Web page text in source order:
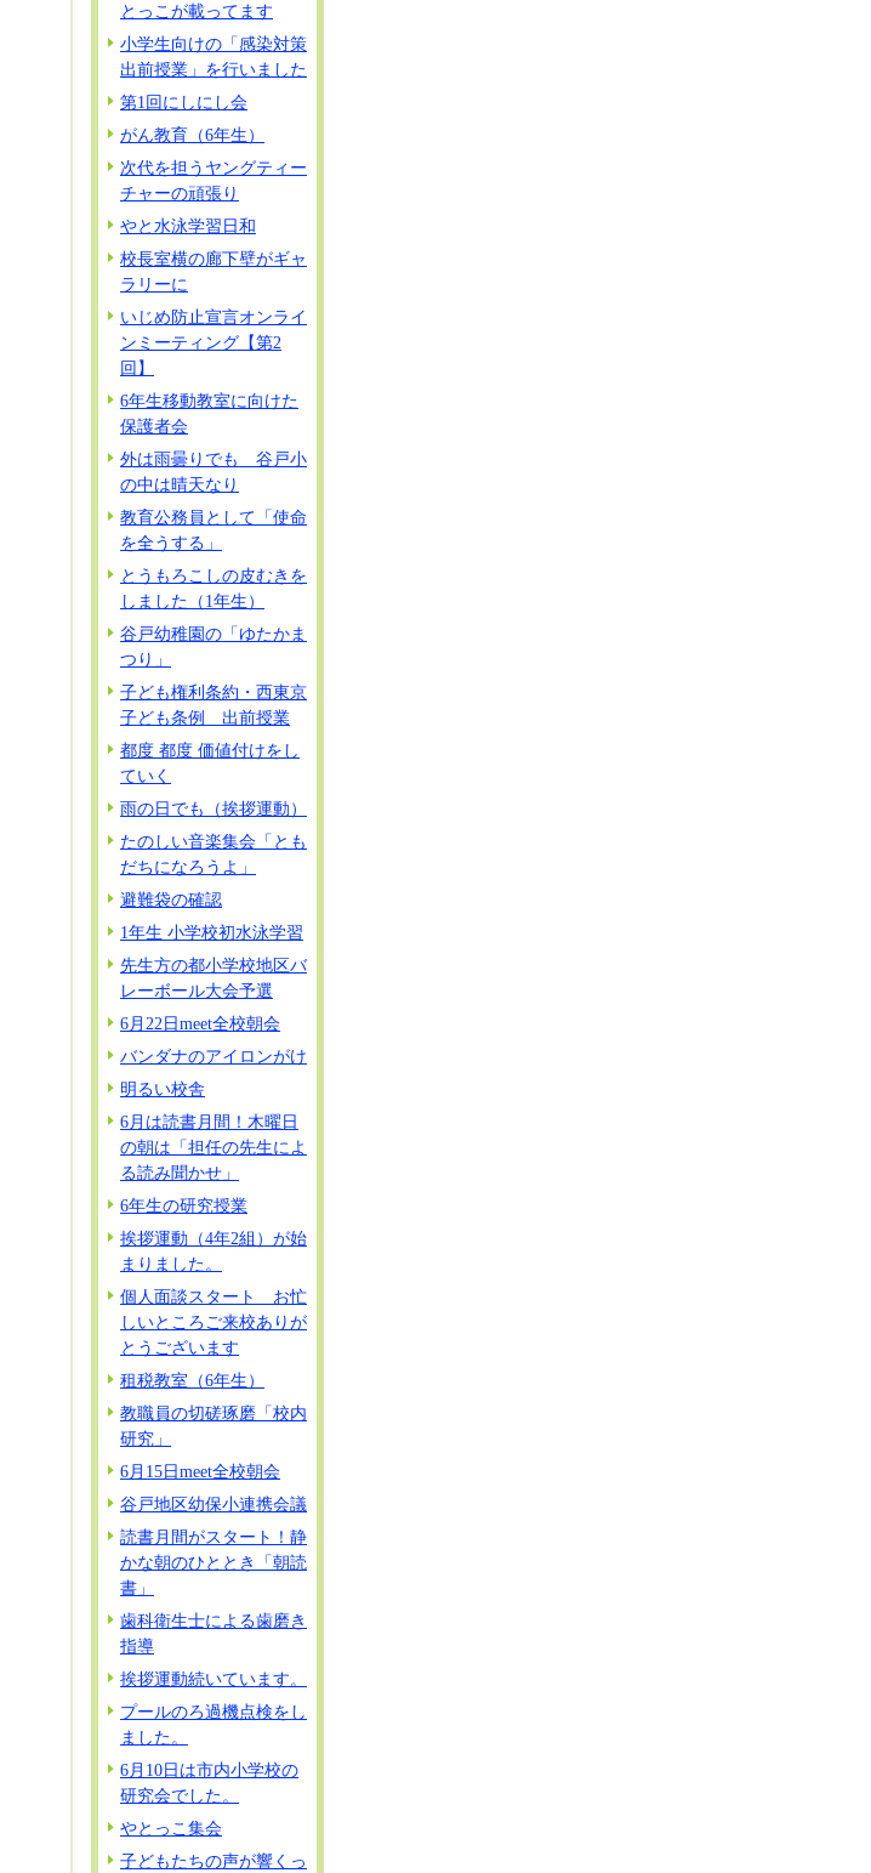
とっこが載ってます
小学生向けの「感染対策
出前授業」を行いました
第1回にしにし会
がん教育（6年生）
次代を担うヤングティー
チャーの頑張り
やと水泳学習日和
校長室横の廊下壁がギャ
ラリーに
いじめ防止宣言オンライ
ンミーティング【第2
回】
6年生移動教室に向けた
保護者会
外は雨曇りでも 谷戸小
の中は晴天なり
教育公務員として「使命
を全うする」
とうもろこしの皮むきを
しました（1年生）
谷戸幼稚園の「ゆたかま
つり」
子ども権利条約・西東京
子ども条例 出前授業
都度 都度 価値付けをし
ていく
雨の日でも（挨拶運動）
たのしい音楽集会「とも
だちになろうよ」
避難袋の確認
1年生 小学校初水泳学習
先生方の都小学校地区バ
レーボール大会予選
6月22日meet全校朝会
バンダナのアイロンがけ
明るい校舎
6月は読書月間！木曜日
の朝は「担任の先生によ
る読み聞かせ」
6年生の研究授業
挨拶運動（4年2組）が始
まりました。
個人面談スタート お忙
しいところご来校ありが
とうございます
租税教室（6年生）
教職員の切磋琢磨「校内
研究」
6月15日meet全校朝会
谷戸地区幼保小連携会議
読書月間がスタート！静
かな朝のひととき「朝読
書」
歯科衛生士による歯磨き
指導
挨拶運動続いています。
プールのろ過機点検をし
ました。
6月10日は市内小学校の
研究会でした。
やとっこ集会
子どもたちの声が響くっ